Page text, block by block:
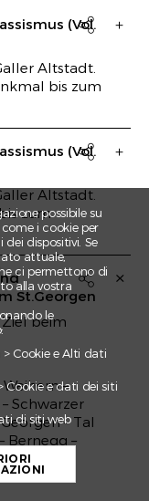
(Vol.

Altstadt.
bis zum
(Vol.

Altstadt.
zum
St.Georgen

beim
–
Schwarzer
– Tal
Bernegg –
possibile su
i cookie per
dispositivi. Se
attuale,
ci permettono di
alla vostra
le
Cookie e Alti dati
Cookie e dati dei siti
di siti web